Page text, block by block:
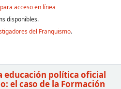
acceso en línea
disponibles.
del Franquismo.
educación política oficial
el caso de la Formación